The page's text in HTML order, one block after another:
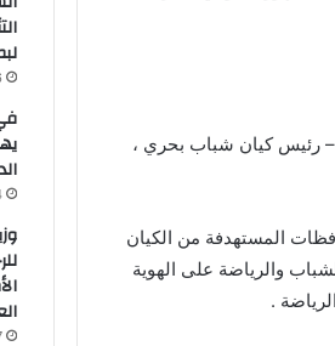
رئيس كيان شباب بحري ،
المستهدفة من الكيان
والرياضة على الهوية
.
6
4